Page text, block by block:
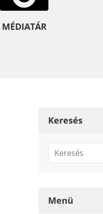
MÉDIATÁR
Keresés
Menü